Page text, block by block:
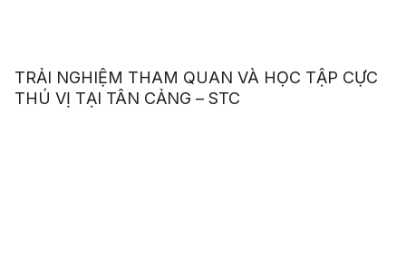
TRẢI NGHIỆM THAM QUAN VÀ HỌC TẬP CỰC
THÚ VỊ TẠI TÂN CẢNG – STC